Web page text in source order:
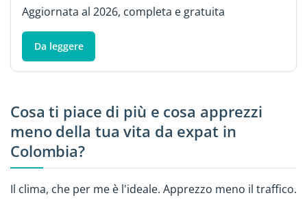
Aggiornata al 2026, completa e gratuita
Da leggere
Cosa ti piace di più e cosa apprezzi
meno della tua vita da expat in
Colombia?
Il clima, che per me è l'ideale. Apprezzo meno il traffico.